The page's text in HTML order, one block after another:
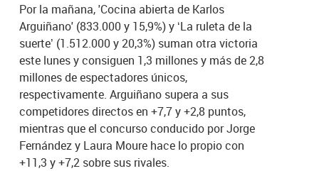
Por la mañana, 'Cocina abierta de Karlos
Arguiñano' (833.000 y 15,9%) y ‘La ruleta de la
suerte’ (1.512.000 y 20,3%) suman otra victoria
este lunes y consiguen 1,3 millones y más de 2,8
millones de espectadores únicos,
respectivamente. Arguiñano supera a sus
competidores directos en +7,7 y +2,8 puntos,
mientras que el concurso conducido por Jorge
Fernández y Laura Moure hace lo propio con
+11,3 y +7,2 sobre sus rivales.